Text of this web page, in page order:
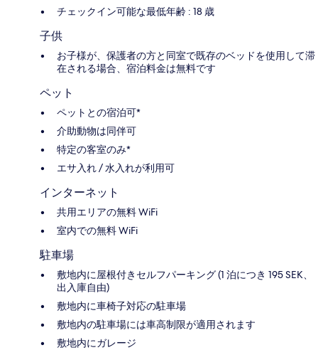
チェックイン可能な最低年齢 : 18 歳
子供
お子様が、保護者の方と同室で既存のベッドを使用して滞
在される場合、宿泊料金は無料です
ペット
ペットとの宿泊可*
介助動物は同伴可
特定の客室のみ*
エサ入れ / 水入れが利用可
インターネット
共用エリアの無料 WiFi
室内での無料 WiFi
駐車場
敷地内に屋根付きセルフパーキング (1 泊につき 195 SEK、
出入庫自由)
敷地内に車椅子対応の駐車場
敷地内の駐車場には車高制限が適用されます
敷地内にガレージ